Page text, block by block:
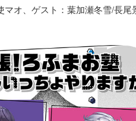
オ、ゲスト：葉加瀬冬雪/長尾